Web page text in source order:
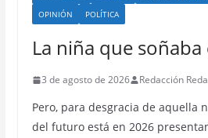
OPINIÓN
POLÍTICA
La niña que
3 de agosto de 2026 Redacción
Pero, para desgracia de aquella
del futuro está en 2026